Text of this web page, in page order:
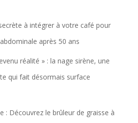
à intégrer à votre café pour
après 50 ans
réalité » : la nage sirène, une
qui fait désormais surface
: Découvrez le brûleur de graisse à